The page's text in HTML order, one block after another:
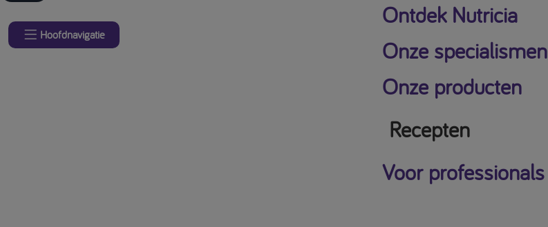
Hoofdnavigatie
Ontdek Nutricia
Onze specialismen
Onze producten
Recepten
Voor professionals